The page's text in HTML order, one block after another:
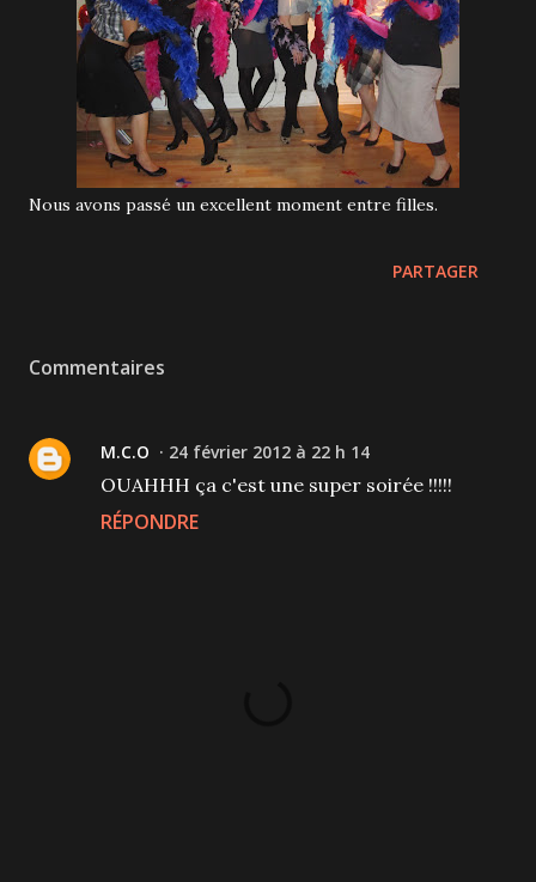
Nous avons passé un excellent moment entre filles.
PARTAGER
Commentaires
M.C.O 24 février 2012 à 22 h 14
OUAHHH ça c'est une super soirée !!!!!
RÉPONDRE